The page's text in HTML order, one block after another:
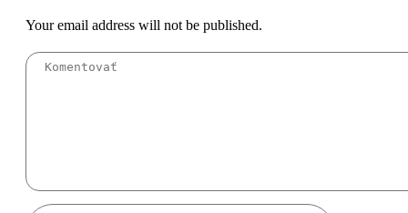
Your email address will not be published.